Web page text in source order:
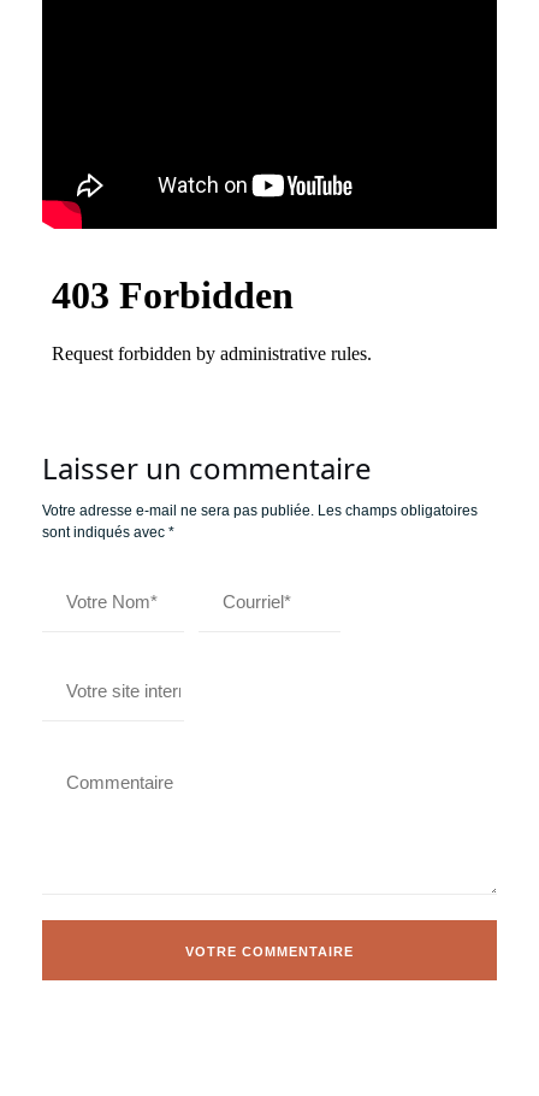
Laisser un commentaire
Votre adresse e-mail ne sera pas publiée. Les champs obligatoires
sont indiqués avec *